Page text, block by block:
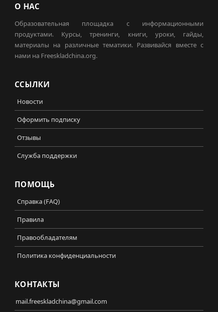
О НАС
Образовательная площадка с информационными
продуктами. Курсы, тренинги, книги, уроки, гайды,
материалы на различные тематики. Развивайся вместе с
нами на Freeskladchina.org.
ССЫЛКИ
Новости
Оформить подписку
Отзывы
Служба поддержки
ПОМОЩЬ
Справка (FAQ)
Правила
Правообладателям
Политика конфиденциальности
КОНТАКТЫ
mail.freeskladchina@gmail.com